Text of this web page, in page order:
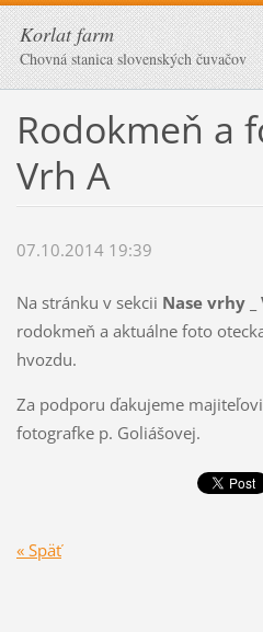
Korlat farm
Chovná stanica slovenských čuvačov
Rodokmeň a
Vrh A
07.10.2014 19:39
Na stránku v sekcii Nase vrhy _
rodokmeň a aktuálne foto
hvozdu.
Za podporu ďakujeme
fotografke p. Goliášovej.
« Späť